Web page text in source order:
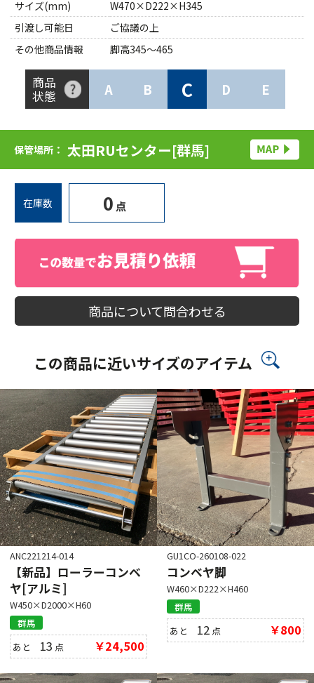
サイズ(mm)
W470×D222×H345
引渡し可能日
ご協議の上
その他商品情報
脚高345～465
商品
状態
A B C D E
保管場所： 太田RUセンター[群馬]
在庫数 0 点
商品について問合わせる
この商品に近いサイズのアイテム
ANC221214-014
【新品】ローラーコンベ
ヤ[アルミ]
W450×D2000×H60
群馬
あと 13 点 ￥24,500
GU1CO-260108-022
コンベヤ脚
W460×D222×H460
群馬
あと 12 点 ￥800